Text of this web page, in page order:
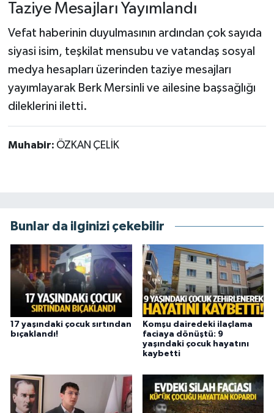
Taziye Mesajları Yayımlandı
Vefat haberinin duyulmasının ardından çok sayıda
siyasi isim, teşkilat mensubu ve vatandaş sosyal
medya hesapları üzerinden taziye mesajları
yayımlayarak Berk Mersinli ve ailesine başsağlığı
dileklerini iletti.
Muhabir: ÖZKAN ÇELİK
Bunlar da ilginizi çekebilir
17 yaşındaki çocuk sırtından
bıçaklandı!
Komşu dairedeki ilaçlama
faciaya dönüştü: 9
yaşındaki çocuk hayatını
kaybetti